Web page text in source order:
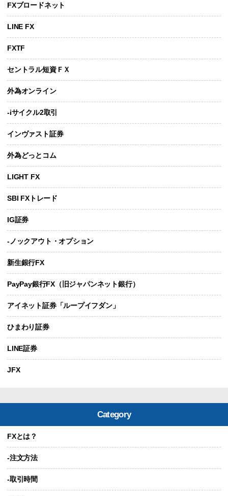
FXブロードネット
LINE FX
FXTF
セントラル短資ＦＸ
外為オンライン
-iサイクル2取引
インヴァスト証券
外為どっとコム
LIGHT FX
SBI FXトレード
IG証券
-ノックアウト・オプション
新生銀行FX
PayPay銀行FX（旧ジャパンネット銀行）
アイネット証券「ループイフダン」
ひまわり証券
LINE証券
JFX
Category
FXとは？
-注文方法
-取引時間